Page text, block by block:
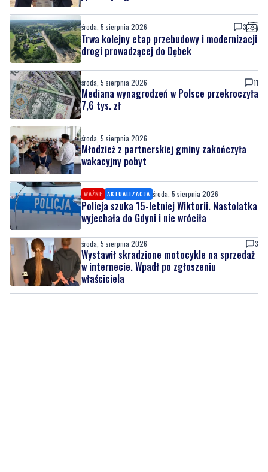
środa, 5 sierpnia 2026 3
Trwa kolejny etap przebudowy i modernizacji
drogi prowadzącej do Dębek
środa, 5 sierpnia 2026 11
Mediana wynagrodzeń w Polsce przekroczyła
7,6 tys. zł
środa, 5 sierpnia 2026
Młodzież z partnerskiej gminy zakończyła
wakacyjny pobyt
WAŻNE AKTUALIZACJA środa, 5 sierpnia 2026
Policja szuka 15-letniej Wiktorii. Nastolatka
wyjechała do Gdyni i nie wróciła
środa, 5 sierpnia 2026 3
Wystawił skradzione motocykle na sprzedaż
w internecie. Wpadł po zgłoszeniu
właściciela